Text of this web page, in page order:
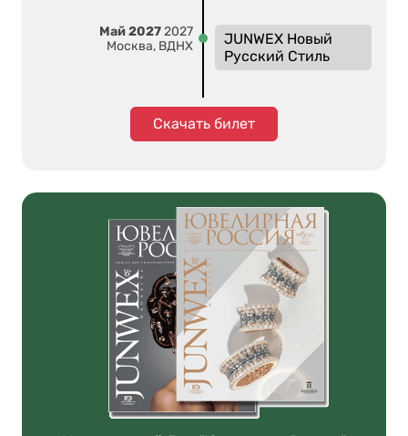
Май 20272027
Москва, ВДНХ
JUNWEX Новый
Русский Стиль
Скачать билет